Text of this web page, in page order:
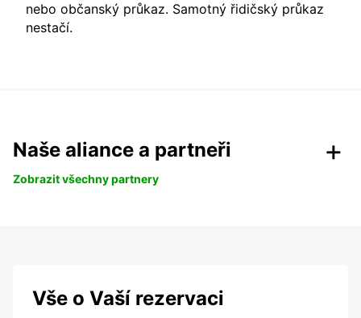
nebo občanský průkaz. Samotný řidičský průkaz
nestačí.
Naše aliance a partneři
Zobrazit všechny partnery
Vše o Vaší rezervaci